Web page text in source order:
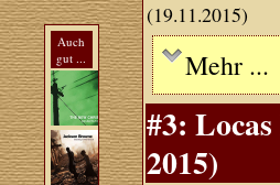
Auch
gut ...
(19.11.2015)
Mehr ...
#3:
2015)